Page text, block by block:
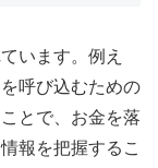
います。例え
呼び込むための
とで、お金を落
報を把握するこ